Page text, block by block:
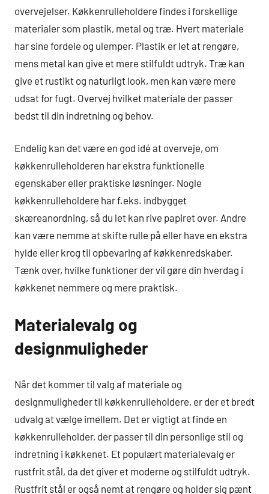
overvejelser. Køkkenrulleholdere findes i forskellige
materialer som plastik, metal og træ. Hvert materiale
har sine fordele og ulemper. Plastik er let at rengøre,
mens metal kan give et mere stilfuldt udtryk. Træ kan
give et rustikt og naturligt look, men kan være mere
udsat for fugt. Overvej hvilket materiale der passer
bedst til din indretning og behov.
Endelig kan det være en god idé at overveje, om
køkkenrulleholderen har ekstra funktionelle
egenskaber eller praktiske løsninger. Nogle
køkkenrulleholdere har f.eks. indbygget
skæreanordning, så du let kan rive papiret over. Andre
kan være nemme at skifte rulle på eller have en ekstra
hylde eller krog til opbevaring af køkkenredskaber.
Tænk over, hvilke funktioner der vil gøre din hverdag i
køkkenet nemmere og mere praktisk.
Materialevalg og
designmuligheder
Når det kommer til valg af materiale og
designmuligheder til køkkenrulleholdere, er der et bredt
udvalg at vælge imellem. Det er vigtigt at finde en
køkkenrulleholder, der passer til din personlige stil og
indretning i køkkenet. Et populært materialevalg er
rustfrit stål, da det giver et moderne og stilfuldt udtryk.
Rustfrit stål er også nemt at rengøre og holder sig pænt